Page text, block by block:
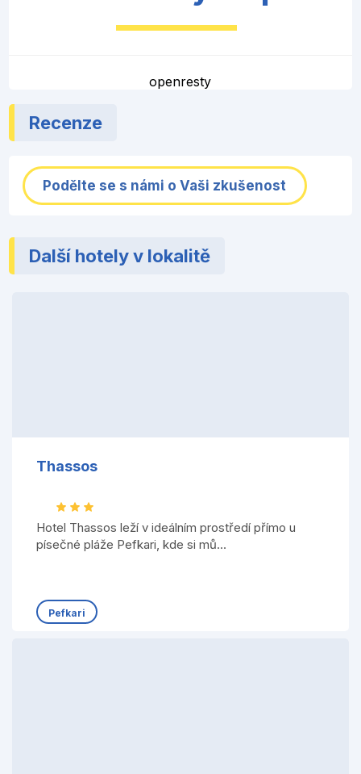
openresty
Recenze
Podělte se s námi o Vaši zkušenost
Další hotely v lokalitě
Thassos
Hotel Thassos leží v ideálním prostředí přímo u
písečné pláže Pefkari, kde si mů...
Pefkari